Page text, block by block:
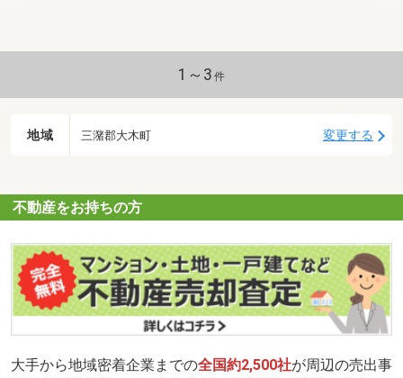
1～3 件
地域 三潴郡大木町 変更する
不動産をお持ちの方
大手から地域密着企業までの全国約2,500社が周辺の売出事